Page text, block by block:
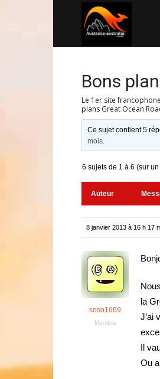
Bons
Le 1er site
plans Great Ocean
Ce sujet contient 5
mois.
6 sujets de 1 à 6 (sur
Auteur
8 janvier 2013 à 16 h 17
soso1669
Membre
la
J’ai
Il
Ou